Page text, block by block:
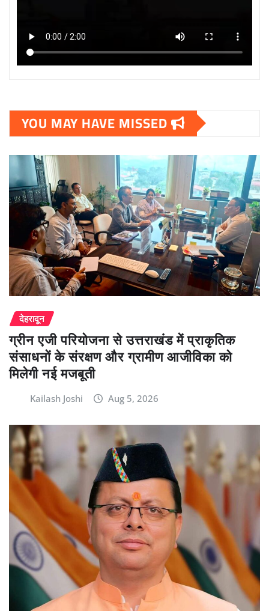
YOU MAY HAVE MISSED
देहरादून
ग्रीन एजी परियोजना से उत्तराखंड में प्राकृतिक
संसाधनों के संरक्षण और ग्रामीण आजीविका को
मिलेगी नई मजबूती
Kailash Joshi Aug 5, 2026